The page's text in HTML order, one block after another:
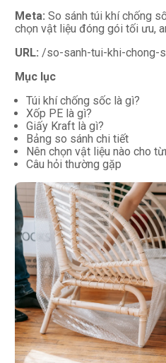
Meta: So sánh túi khí chống
chọn vật liệu đóng gói tối ưu,
URL: /so-sanh-tui-khi-chong-
Mục lục
Túi khí chống sốc là gì?
Xốp PE là gì?
Giấy Kraft là gì?
Bảng so sánh chi tiết
Nên chọn vật liệu nào cho
Câu hỏi thường gặp